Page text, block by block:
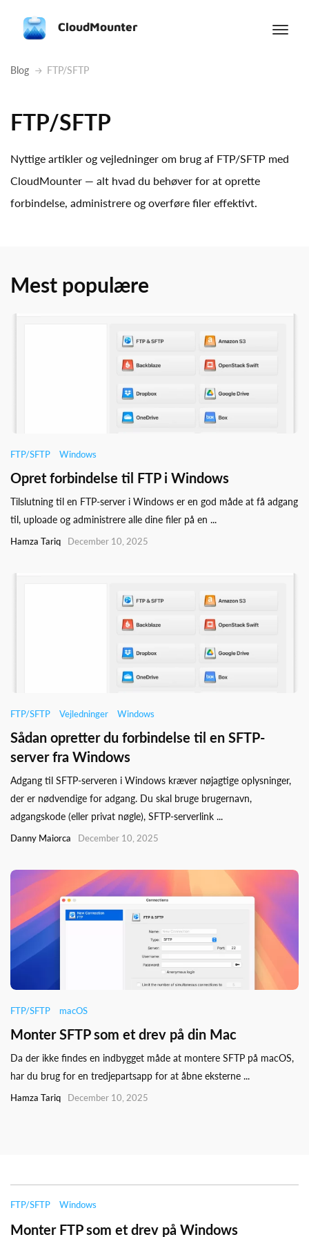
CloudMounter
Blog FTP/SFTP
FTP/SFTP
Nyttige artikler og vejledninger om brug af FTP/SFTP med
CloudMounter — alt hvad du behøver for at oprette
forbindelse, administrere og overføre filer effektivt.
Mest populære
FTP/SFTP Windows
Opret forbindelse til FTP i Windows
Tilslutning til en FTP-server i Windows er en god måde at få adgang
til, uploade og administrere alle dine filer på en ...
Hamza Tariq December 10, 2025
FTP/SFTP Vejledninger Windows
Sådan opretter du forbindelse til en SFTP-
server fra Windows
Adgang til SFTP-serveren i Windows kræver nøjagtige oplysninger,
der er nødvendige for adgang. Du skal bruge brugernavn,
adgangskode (eller privat nøgle), SFTP-serverlink ...
Danny Maiorca December 10, 2025
FTP/SFTP macOS
Monter SFTP som et drev på din Mac
Da der ikke findes en indbygget måde at montere SFTP på macOS,
har du brug for en tredjepartsapp for at åbne eksterne ...
Hamza Tariq December 10, 2025
FTP/SFTP Windows
Monter FTP som et drev på Windows